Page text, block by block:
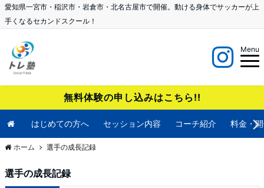
愛知県一宮市・稲沢市・岩倉市・北名古屋市で開催。動ける身体でサッカーが上
手くなるセカンドスクール！
Menu
無料体験の申し込みはこちら!!
はじめての方へ セッション内容 コーチ紹介 料金・
ホーム 選手の成長記録
選手の成長記録